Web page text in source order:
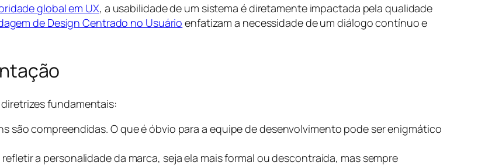
global em UX, a usabilidade de um sistema é diretamente impactada pela qualidade
de Design Centrado no Usuário enfatizam a necessidade de um diálogo contínuo e
fundamentais:
são compreendidas. O que é óbvio para a equipe de desenvolvimento pode ser enigmático
a personalidade da marca, seja ela mais formal ou descontraída, mas sempre